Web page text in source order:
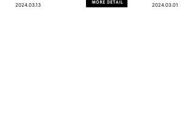
2024.03.13 2024.03.01